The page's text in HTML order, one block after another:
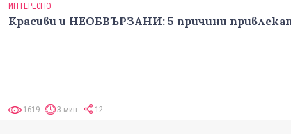
ИНТЕРЕСНО
Красиви и НЕОБВЪРЗАНИ: 5 причини
1619 3 мин 12